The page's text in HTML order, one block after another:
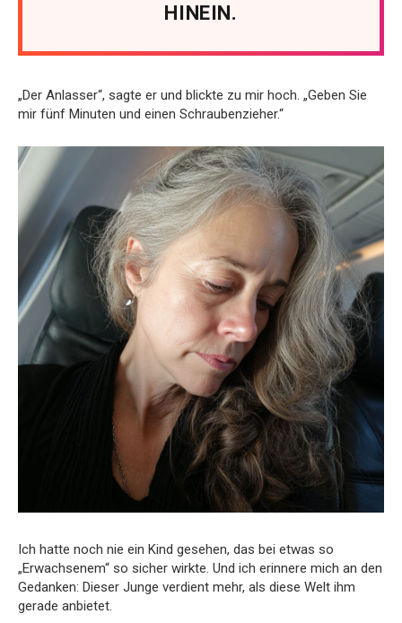
HINEIN.
„Der Anlasser“, sagte er und blickte zu mir hoch. „Geben Sie
mir fünf Minuten und einen Schraubenzieher.“
Ich hatte noch nie ein Kind gesehen, das bei etwas so
„Erwachsenem“ so sicher wirkte. Und ich erinnere mich an den
Gedanken: Dieser Junge verdient mehr, als diese Welt ihm
gerade anbietet.